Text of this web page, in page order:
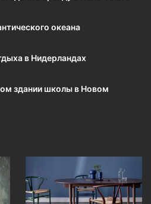
океана
в Нидерландах
здании школы в Новом